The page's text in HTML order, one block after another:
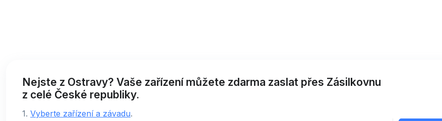
Nejste z Ostravy? Vaše zařízení můžete zdarma zaslat přes Zásilkovnu
z celé České republiky.
1. Vyberte zařízení a závadu.